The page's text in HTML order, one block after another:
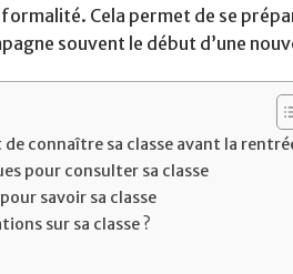
formalité. Cela permet de se
souvent le début d’une
connaître sa classe avant la
pour consulter sa classe
savoir sa classe
sur sa classe ?